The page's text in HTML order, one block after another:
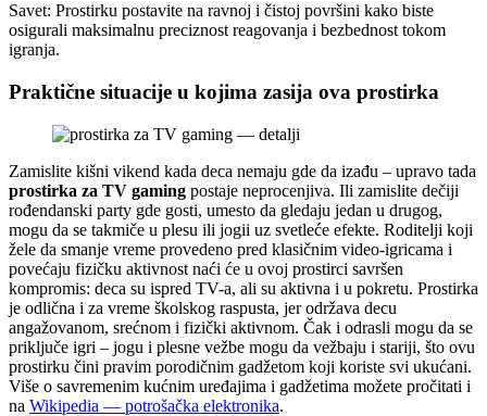
Savet: Prostirku postavite na ravnoj i čistoj površini kako biste
osigurali maksimalnu preciznost reagovanja i bezbednost tokom
igranja.
Praktične situacije u kojima zasija ova prostirka
Zamislite kišni vikend kada deca nemaju gde da izađu – upravo tada
prostirka za TV gaming postaje neprocenjiva. Ili zamislite dečiji
rođendanski party gde gosti, umesto da gledaju jedan u drugog,
mogu da se takmiče u plesu ili jogii uz svetleće efekte. Roditelji koji
žele da smanje vreme provedeno pred klasičnim video-igricama i
povećaju fizičku aktivnost naći će u ovoj prostirci savršen
kompromis: deca su ispred TV-a, ali su aktivna i u pokretu. Prostirka
je odlična i za vreme školskog raspusta, jer održava decu
angažovanom, srećnom i fizički aktivnom. Čak i odrasli mogu da se
priključe igri – jogu i plesne vežbe mogu da vežbaju i stariji, što ovu
prostirku čini pravim porodičnim gadžetom koji koriste svi ukućani.
Više o savremenim kućnim uređajima i gadžetima možete pročitati i
na Wikipedia — potrošačka elektronika.